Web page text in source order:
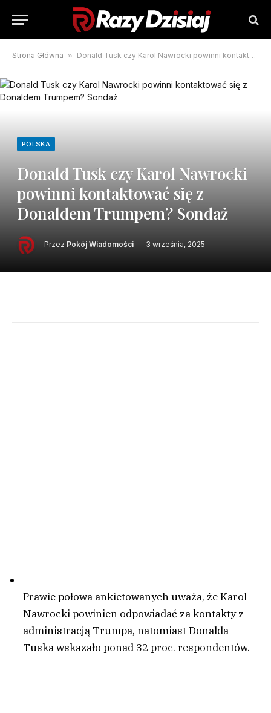
Strona Główna » Donald Tusk czy Karol Nawrocki powinni kontaktować się z Donaldem Trumpem? Sondaż
POLSKA
Donald Tusk czy Karol Nawrocki
powinni kontaktować się z
Donaldem Trumpem? Sondaż
Przez Pokój Wiadomości 3 września, 2025
Prawie połowa ankietowanych uważa, że Karol
Nawrocki powinien odpowiadać za kontakty z
administracją Trumpa, natomiast Donalda
Tuska wskazało ponad 32 proc. respondentów.